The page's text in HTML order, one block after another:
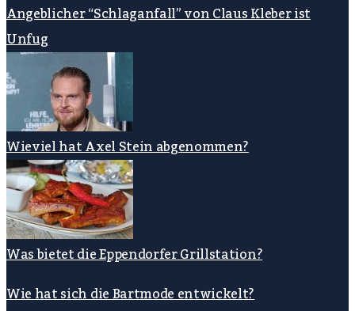
Angeblicher “Schlaganfall” von Claus Kleber ist
Unfug
Wieviel hat Axel Stein abgenommen?
Was bietet die Eppendorfer Grillstation?
Wie hat sich die Bartmode entwickelt?